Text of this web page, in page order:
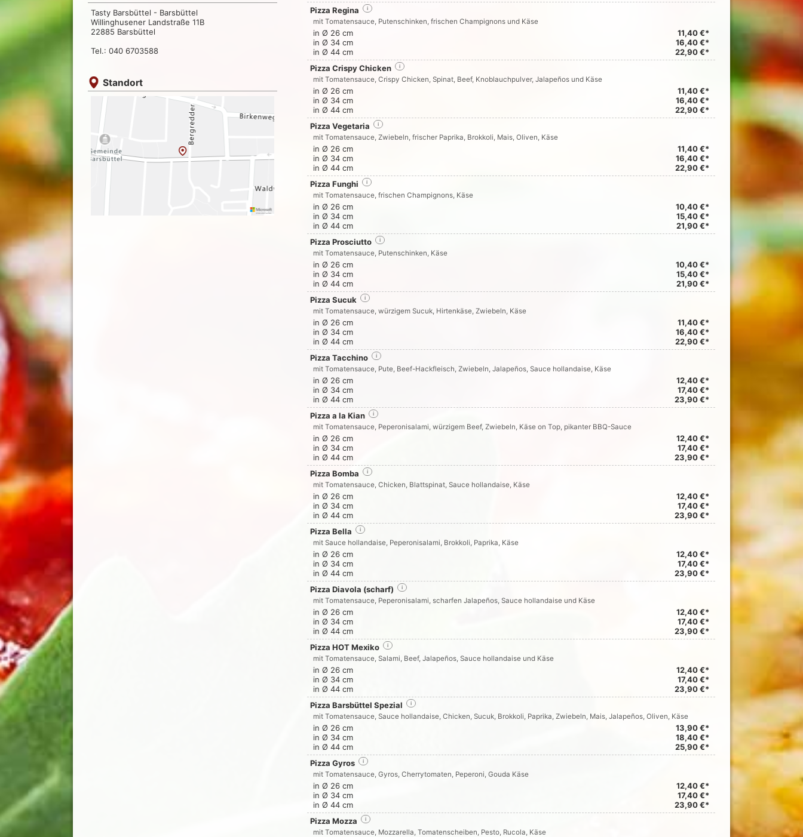
Tasty Barsbüttel - Barsbüttel
Willinghusener Landstraße 11B
22885 Barsbüttel
Tel.: 040 6703588
Standort
Pizza Regina
i
mit Tomatensauce, Putenschinken, frischen Champignons und Käse
in Ø 26 cm
11,40 €*
in Ø 34 cm
16,40 €*
in Ø 44 cm
22,90 €*
Pizza Crispy Chicken
i
mit Tomatensauce, Crispy Chicken, Spinat, Beef, Knoblauchpulver, Jalapeños und Käse
in Ø 26 cm
11,40 €*
in Ø 34 cm
16,40 €*
in Ø 44 cm
22,90 €*
Pizza Vegetaria
i
mit Tomatensauce, Zwiebeln, frischer Paprika, Brokkoli, Mais, Oliven, Käse
in Ø 26 cm
11,40 €*
in Ø 34 cm
16,40 €*
in Ø 44 cm
22,90 €*
Pizza Funghi
i
mit Tomatensauce, frischen Champignons, Käse
in Ø 26 cm
10,40 €*
in Ø 34 cm
15,40 €*
in Ø 44 cm
21,90 €*
Pizza Prosciutto
i
mit Tomatensauce, Putenschinken, Käse
in Ø 26 cm
10,40 €*
in Ø 34 cm
15,40 €*
in Ø 44 cm
21,90 €*
Pizza Sucuk
i
mit Tomatensauce, würzigem Sucuk, Hirtenkäse, Zwiebeln, Käse
in Ø 26 cm
11,40 €*
in Ø 34 cm
16,40 €*
in Ø 44 cm
22,90 €*
Pizza Tacchino
i
mit Tomatensauce, Pute, Beef-Hackfleisch, Zwiebeln, Jalapeños, Sauce hollandaise, Käse
in Ø 26 cm
12,40 €*
in Ø 34 cm
17,40 €*
in Ø 44 cm
23,90 €*
Pizza a la Kian
i
mit Tomatensauce, Peperonisalami, würzigem Beef, Zwiebeln, Käse on Top, pikanter BBQ-Sauce
in Ø 26 cm
12,40 €*
in Ø 34 cm
17,40 €*
in Ø 44 cm
23,90 €*
Pizza Bomba
i
mit Tomatensauce, Chicken, Blattspinat, Sauce hollandaise, Käse
in Ø 26 cm
12,40 €*
in Ø 34 cm
17,40 €*
in Ø 44 cm
23,90 €*
Pizza Bella
i
mit Sauce hollandaise, Peperonisalami, Brokkoli, Paprika, Käse
in Ø 26 cm
12,40 €*
in Ø 34 cm
17,40 €*
in Ø 44 cm
23,90 €*
Pizza Diavola (scharf)
i
mit Tomatensauce, Peperonisalami, scharfen Jalapeños, Sauce hollandaise und Käse
in Ø 26 cm
12,40 €*
in Ø 34 cm
17,40 €*
in Ø 44 cm
23,90 €*
Pizza HOT Mexiko
i
mit Tomatensauce, Salami, Beef, Jalapeños, Sauce hollandaise und Käse
in Ø 26 cm
12,40 €*
in Ø 34 cm
17,40 €*
in Ø 44 cm
23,90 €*
Pizza Barsbüttel Spezial
i
mit Tomatensauce, Sauce hollandaise, Chicken, Sucuk, Brokkoli, Paprika, Zwiebeln, Mais, Jalapeños, Oliven, Käse
in Ø 26 cm
13,90 €*
in Ø 34 cm
18,40 €*
in Ø 44 cm
25,90 €*
Pizza Gyros
i
mit Tomatensauce, Gyros, Cherrytomaten, Peperoni, Gouda Käse
in Ø 26 cm
12,40 €*
in Ø 34 cm
17,40 €*
in Ø 44 cm
23,90 €*
Pizza Mozza
i
mit Tomatensauce, Mozzarella, Tomatenscheiben, Pesto, Rucola, Käse